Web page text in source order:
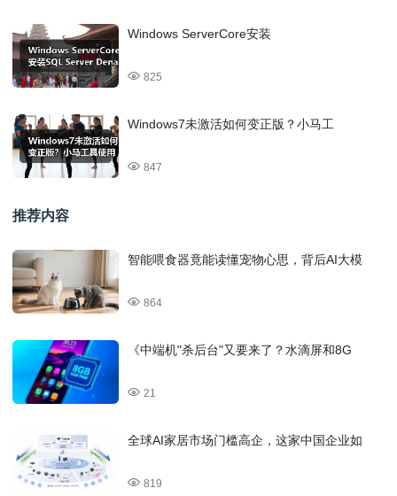
Windows ServerCore安装
825
Windows7未激活如何变正版？小马工
847
推荐内容
智能喂食器竟能读懂宠物心思，背后AI大模
864
《中端机"杀后台"又要来了？水滴屏和8G
21
全球AI家居市场门槛高企，这家中国企业如
819